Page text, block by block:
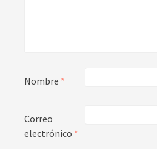
Nombre *
Correo
electrónico *